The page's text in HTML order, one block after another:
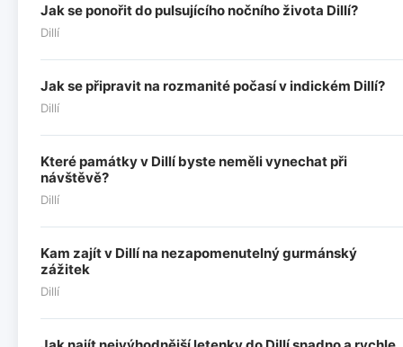
Jak se ponořit do pulsujícího nočního života Dillí?
Dillí
Jak se připravit na rozmanité počasí v indickém Dillí?
Dillí
Které památky v Dillí byste neměli vynechat při
návštěvě?
Dillí
Kam zajít v Dillí na nezapomenutelný gurmánský
zážitek
Dillí